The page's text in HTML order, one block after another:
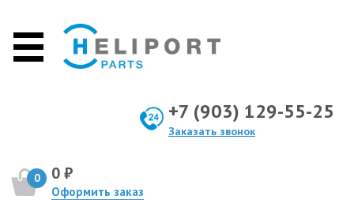
+7 (903) 129-55-25
Заказать звонок
0 0 ₽
Оформить заказ